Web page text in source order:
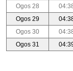
Ogos 28
Ogos 29
Ogos 30
Ogos 31